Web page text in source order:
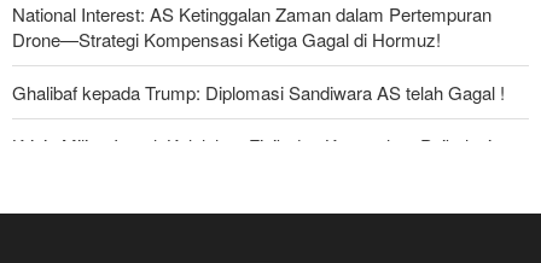
National Interest: AS Ketinggalan Zaman dalam Pertempuran
Drone—Strategi Kompensasi Ketiga Gagal di Hormuz!
Ghalibaf kepada Trump: Diplomasi Sandiwara AS telah Gagal !
Krisis Militer Israel; Kelelahan Fisik dan Keruntuhan Psikologis